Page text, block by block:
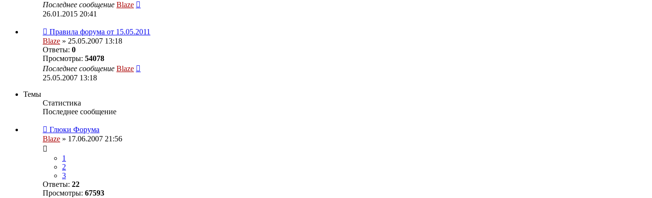
Последнее сообщение Blaze
26.01.2015 20:41
Правила форума от 15.05.2011
Blaze » 25.05.2007 13:18
Ответы: 0
Просмотры: 54078
Последнее сообщение Blaze
25.05.2007 13:18
Темы
Статистика
Последнее сообщение
Глюки Форума
Blaze » 17.06.2007 21:56
1
2
3
Ответы: 22
Просмотры: 67593